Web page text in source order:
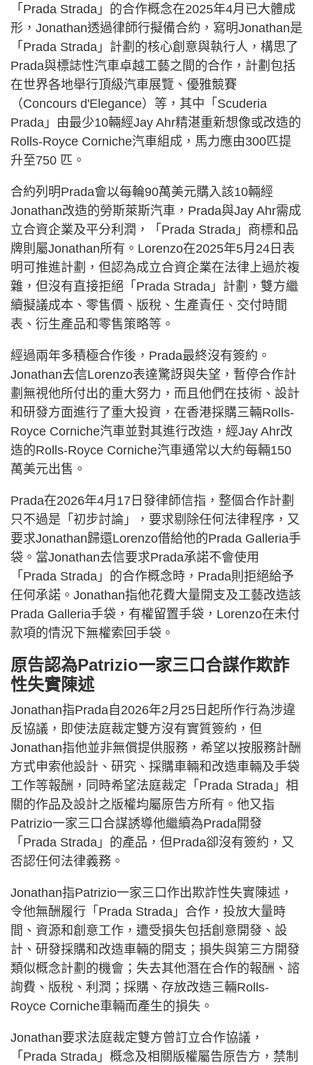
「Prada Strada」的合作概念在2025年4月已大體成
形，Jonathan透過律師行擬備合約，寫明Jonathan是
「Prada Strada」計劃的核心創意與執行人，構思了
Prada與標誌性汽車卓越工藝之間的合作，計劃包括
在世界各地舉行頂級汽車展覽、優雅競賽
（Concours d'Elegance）等，其中「Scuderia
Prada」由最少10輛經Jay Ahr精湛重新想像或改造的
Rolls-Royce Corniche汽車組成，馬力應由300匹提
升至750 匹。
合約列明Prada會以每輪90萬美元購入該10輛經
Jonathan改造的勞斯萊斯汽車，Prada與Jay Ahr需成
立合資企業及平分利潤，「Prada Strada」商標和品
牌則屬Jonathan所有。Lorenzo在2025年5月24日表
明可推進計劃，但認為成立合資企業在法律上過於複
雜，但沒有直接拒絕「Prada Strada」計劃，雙方繼
續擬議成本、零售價、版稅、生產責任、交付時間
表、衍生產品和零售策略等。
經過兩年多積極合作後，Prada最終沒有簽約。
Jonathan去信Lorenzo表達驚訝與失望，暫停合作計
劃無視他所付出的重大努力，而且他們在技術、設計
和研發方面進行了重大投資，在香港採購三輛Rolls-
Royce Corniche汽車並對其進行改造，經Jay Ahr改
造的Rolls-Royce Corniche汽車通常以大約每輛150
萬美元出售。
Prada在2026年4月17日發律師信指，整個合作計劃
只不過是「初步討論」，要求剔除任何法律程序，又
要求Jonathan歸還Lorenzo借給他的Prada Galleria手
袋。當Jonathan去信要求Prada承諾不會使用
「Prada Strada」的合作概念時，Prada則拒絕給予
任何承諾。Jonathan指他花費大量開支及工藝改造該
Prada Galleria手袋，有權留置手袋，Lorenzo在未付
款項的情況下無權索回手袋。
原告認為Patrizio一家三口合謀作欺詐
性失實陳述
Jonathan指Prada自2026年2月25日起所作行為涉違
反協議，即使法庭裁定雙方沒有實質簽約，但
Jonathan指他並非無償提供服務，希望以按服務計酬
方式申索他設計、研究、採購車輛和改造車輛及手袋
工作等報酬，同時希望法庭裁定「Prada Strada」相
關的作品及設計之版權均屬原告方所有。他又指
Patrizio一家三口合謀誘導他繼續為Prada開發
「Prada Strada」的產品，但Prada卻沒有簽約，又
否認任何法律義務。
Jonathan指Patrizio一家三口作出欺詐性失實陳述，
令他無酬履行「Prada Strada」合作，投放大量時
間、資源和創意工作，遭受損失包括創意開發、設
計、研發採購和改造車輛的開支；損失與第三方開發
類似概念計劃的機會；失去其他潛在合作的報酬、諮
詢費、版稅、利潤；採購、存放改造三輛Rolls-
Royce Corniche車輛而產生的損失。
Jonathan要求法庭裁定雙方曾訂立合作協議，
「Prada Strada」概念及相關版權屬告原告方，禁制